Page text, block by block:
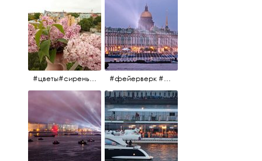
#цветы#сирень #розоваясирень #натюрморт #натюрмортсцветами #весна2012 #пробуждение #фейерверк #салют #парусник #санктпетербург #белыеночи2012 #белыеночи #алыепаруса2012 #алыепаруса #нева